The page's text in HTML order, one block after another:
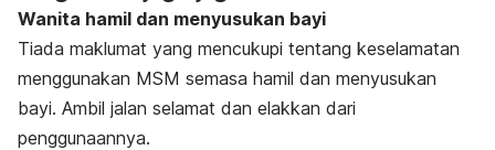
Wanita hamil dan menyusukan bayi
Tiada maklumat yang mencukupi tentang keselamatan
menggunakan MSM semasa hamil dan menyusukan
bayi. Ambil jalan selamat dan elakkan dari
penggunaannya.